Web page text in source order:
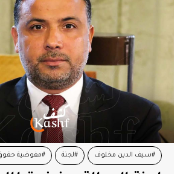
#سيف الدين مخلوف #لجنة #مفوضية حقوق